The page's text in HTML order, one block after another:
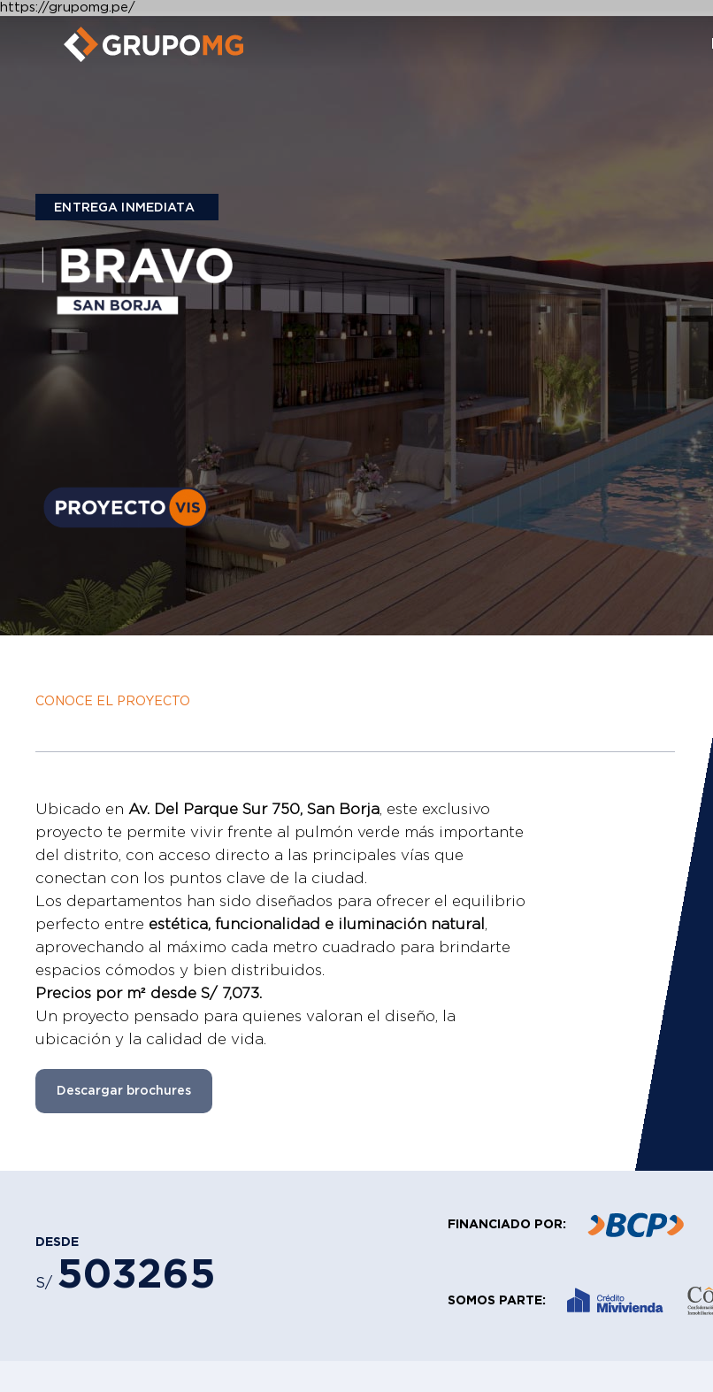
https://grupomg.pe/
ENTREGA INMEDIATA
CONOCE EL PROYECTO
Ubicado en Av. Del Parque Sur 750, San Borja, este exclusivo
proyecto te permite vivir frente al pulmón verde más importante
del distrito, con acceso directo a las principales vías que
conectan con los puntos clave de la ciudad.
Los departamentos han sido diseñados para ofrecer el equilibrio
perfecto entre estética, funcionalidad e iluminación natural ,
aprovechando al máximo cada metro cuadrado para brindarte
espacios cómodos y bien distribuidos.
Precios por m² desde S/ 7,073.
Un proyecto pensado para quienes valoran el diseño, la
ubicación y la calidad de vida.
Descargar brochures
DESDE
S/ 503265
FINANCIADO POR:
SOMOS PARTE: